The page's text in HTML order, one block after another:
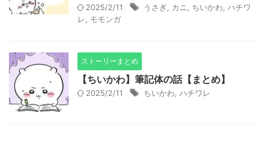
2025/2/11 うさぎ カニ ちいかわ ハチワ
レ
モモンガ
ストーリーまとめ
【ちいかわ】筆記体の話【まとめ】
2025/2/11 ちいかわ ハチワレ